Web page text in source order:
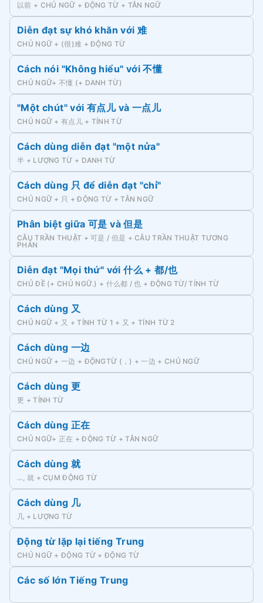
以前 + CHỦ NGỮ + ĐỘNG TỪ + TÂN NGỮ
Diễn đạt sự khó khăn với 难
CHỦ NGỮ + (很)难 + ĐỘNG TỪ
Cách nói "Không hiểu" với 不懂
CHỦ NGỮ+ 不懂 (+ DANH TỪ)
"Một chút" với 有点儿 và 一点儿
CHỦ NGỮ + 有点儿 + TÍNH TỪ
Cách dùng diễn đạt "một nửa"
半 + LƯỢNG TỪ + DANH TỪ
Cách dùng 只 để diễn đạt "chỉ"
CHỦ NGỮ + 只 + ĐỘNG TỪ + TÂN NGỮ
Phân biệt giữa 可是 và 但是
CÂU TRẦN THUẬT + 可是 / 但是 + CÂU TRẦN THUẬT TƯƠNG
PHẢN
Diễn đạt "Mọi thứ" với 什么 + 都/也
CHỦ ĐỀ (+ CHỦ NGỮ.) + 什么都 / 也 + ĐỘNG TỪ/ TÍNH TỪ
Cách dùng 又
CHỦ NGỮ + 又 + TÍNH TỪ 1 + 又 + TÍNH TỪ 2
Cách dùng 一边
CHỦ NGỮ + 一边 + ĐỘNGTỪ (，) + 一边 + CHỦ NGỮ
Cách dùng 更
更 + TÍNH TỪ
Cách dùng 正在
CHỦ NGỮ+ 正在 + ĐỘNG TỪ + TÂN NGỮ
Cách dùng 就
…, 就 + CỤM ĐỘNG TỪ
Cách dùng 几
几 + LƯỢNG TỪ
Động từ lặp lại tiếng Trung
CHỦ NGỮ + ĐỘNG TỪ + ĐỘNG TỪ
Các số lớn Tiếng Trung